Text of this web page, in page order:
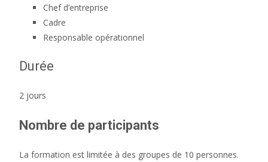
Chef d’entreprise
Cadre
Responsable opérationnel
Durée
2 jours
Nombre de participants
La formation est limitée à des groupes de 10 personnes.